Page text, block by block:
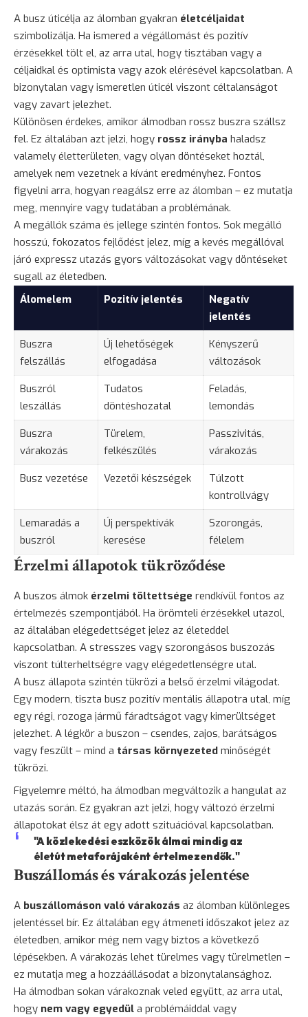
A busz úticélja az álomban gyakran életcéljaidat
szimbolizálja. Ha ismered a végállomást és pozitív
érzésekkel tölt el, az arra utal, hogy tisztában vagy a
céljaidkal és optimista vagy azok elérésével kapcsolatban. A
bizonytalan vagy ismeretlen úticél viszont céltalanságot
vagy zavart jelezhet.
Különösen érdekes, amikor álmodban rossz buszra szállsz
fel. Ez általában azt jelzi, hogy rossz irányba haladsz
valamely életterületen, vagy olyan döntéseket hoztál,
amelyek nem vezetnek a kívánt eredményhez. Fontos
figyelni arra, hogyan reagálsz erre az álomban – ez mutatja
meg, mennyire vagy tudatában a problémának.
A megállók száma és jellege szintén fontos. Sok megálló
hosszú, fokozatos fejlődést jelez, míg a kevés megállóval
járó expressz utazás gyors változásokat vagy döntéseket
sugall az életedben.
Álomelem
Pozitív jelentés
Negatív
jelentés
Buszra
felszállás
Új lehetőségek
elfogadása
Kényszerű
változások
Buszról
leszállás
Tudatos
döntéshozatal
Feladás,
lemondás
Buszra
várakozás
Türelem,
felkészülés
Passzivitás,
várakozás
Busz vezetése
Vezetői készségek
Túlzott
kontrollvágy
Lemaradás a
buszról
Új perspektívák
keresése
Szorongás,
félelem
Érzelmi állapotok tükröződése
A buszos álmok érzelmi töltettsége rendkívül fontos az
értelmezés szempontjából. Ha örömteli érzésekkel utazol,
az általában elégedettséget jelez az életeddel
kapcsolatban. A stresszes vagy szorongásos buszozás
viszont túlterheltségre vagy elégedetlenségre utal.
A busz állapota szintén tükrözi a belső érzelmi világodat.
Egy modern, tiszta busz pozitív mentális állapotra utal, míg
egy régi, rozoga jármű fáradtságot vagy kimerültséget
jelezhet. A légkör a buszon – csendes, zajos, barátságos
vagy feszült – mind a társas környezeted minőségét
tükrözi.
Figyelemre méltó, ha álmodban megváltozik a hangulat az
utazás során. Ez gyakran azt jelzi, hogy változó érzelmi
állapotokat élsz át egy adott szituációval kapcsolatban.
"A közlekedési eszközök álmai mindig az
életút metaforájaként értelmezendők."
Buszállomás és várakozás jelentése
A buszállomáson való várakozás az álomban különleges
jelentéssel bír. Ez általában egy átmeneti időszakot jelez az
életedben, amikor még nem vagy biztos a következő
lépésekben. A várakozás lehet türelmes vagy türelmetlen –
ez mutatja meg a hozzáállásodat a bizonytalansághoz.
Ha álmodban sokan várakoznak veled együtt, az arra utal,
hogy nem vagy egyedül a problémáiddal vagy